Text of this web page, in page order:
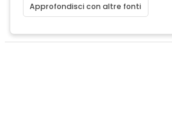
Approfondisci con altre fonti